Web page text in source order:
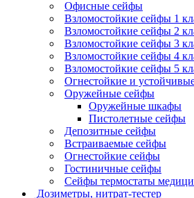
Офисные сейфы
Взломостойкие сейфы 1
Взломостойкие сейфы 2
Взломостойкие сейфы 3
Взломостойкие сейфы 4
Взломостойкие сейфы 5
Огнестойкие и
Оружейные сейфы
Оружейные шкафы
Пистолетные сейфы
Депозитные сейфы
Встраиваемые сейфы
Огнестойкие сейфы
Гостиничные сейфы
Сейфы термостаты
Дозиметры, нитрат-тестер